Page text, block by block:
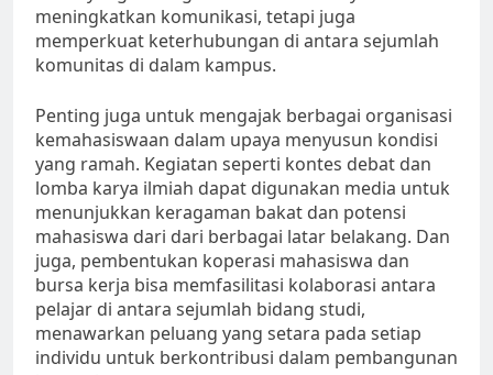
meningkatkan komunikasi, tetapi juga
memperkuat keterhubungan di antara sejumlah
komunitas di dalam kampus.
Penting juga untuk mengajak berbagai organisasi
kemahasiswaan dalam upaya menyusun kondisi
yang ramah. Kegiatan seperti kontes debat dan
lomba karya ilmiah dapat digunakan media untuk
menunjukkan keragaman bakat dan potensi
mahasiswa dari dari berbagai latar belakang. Dan
juga, pembentukan koperasi mahasiswa dan
bursa kerja bisa memfasilitasi kolaborasi antara
pelajar di antara sejumlah bidang studi,
menawarkan peluang yang setara pada setiap
individu untuk berkontribusi dalam pembangunan